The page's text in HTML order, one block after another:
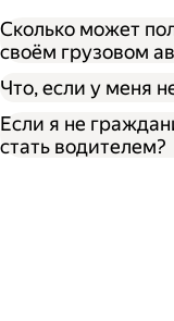
Сколько может
своём грузовом
Что, если у меня
Если я не
стать водителем?